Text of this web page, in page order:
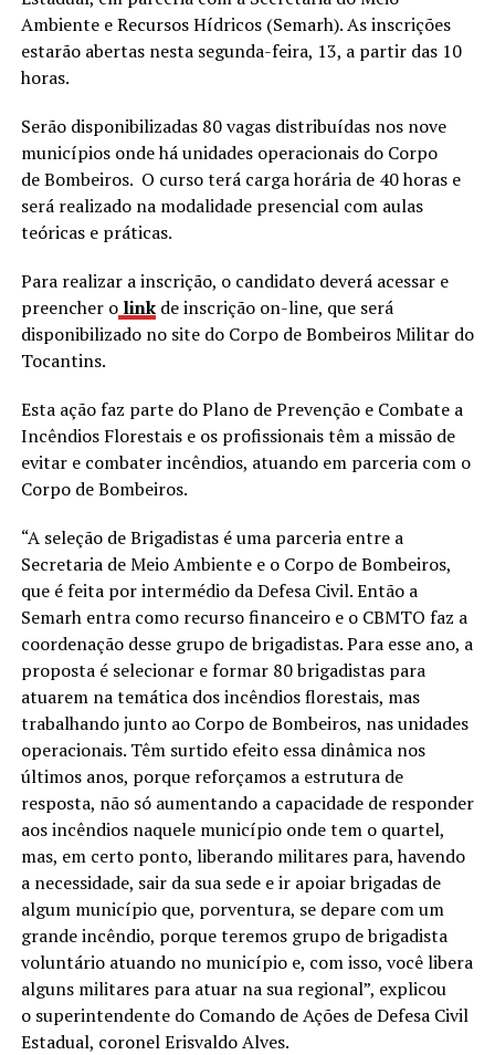
Ambiente e Recursos Hídricos (Semarh). As inscrições
estarão abertas nesta segunda-feira, 13, a partir das 10
horas.
Serão disponibilizadas 80 vagas distribuídas nos nove
municípios onde há unidades operacionais do Corpo
de Bombeiros. O curso terá carga horária de 40 horas e
será realizado na modalidade presencial com aulas
teóricas e práticas.
Para realizar a inscrição, o candidato deverá acessar e
preencher o linkde inscrição on-line, que será
disponibilizado no site do Corpo de Bombeiros Militar do
Tocantins.
Esta ação faz parte do Plano de Prevenção e Combate a
Incêndios Florestais e os profissionais têm a missão de
evitar e combater incêndios, atuando em parceria com o
Corpo de Bombeiros.
“A seleção de Brigadistas é uma parceria entre a
Secretaria de Meio Ambiente e o Corpo de Bombeiros,
que é feita por intermédio da Defesa Civil. Então a
Semarh entra como recurso financeiro e o CBMTO faz a
coordenação desse grupo de brigadistas. Para esse ano, a
proposta é selecionar e formar 80 brigadistas para
atuarem na temática dos incêndios florestais, mas
trabalhando junto ao Corpo de Bombeiros, nas unidades
operacionais. Têm surtido efeito essa dinâmica nos
últimos anos, porque reforçamos a estrutura de
resposta, não só aumentando a capacidade de responder
aos incêndios naquele município onde tem o quartel,
mas, em certo ponto, liberando militares para, havendo
a necessidade, sair da sua sede e ir apoiar brigadas de
algum município que, porventura, se depare com um
grande incêndio, porque teremos grupo de brigadista
voluntário atuando no município e, com isso, você libera
alguns militares para atuar na sua regional”, explicou
o superintendente do Comando de Ações de Defesa Civil
Estadual, coronel Erisvaldo Alves.